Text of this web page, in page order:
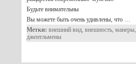
Будьте внимательны
Вы можете быть очень удивлены, что …
Метки: внешний вид, внешность, манеры,
джентльмены